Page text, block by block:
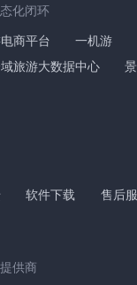
化闭环
商平台 一机游
旅游大数据中心
软件下载 售后
供商